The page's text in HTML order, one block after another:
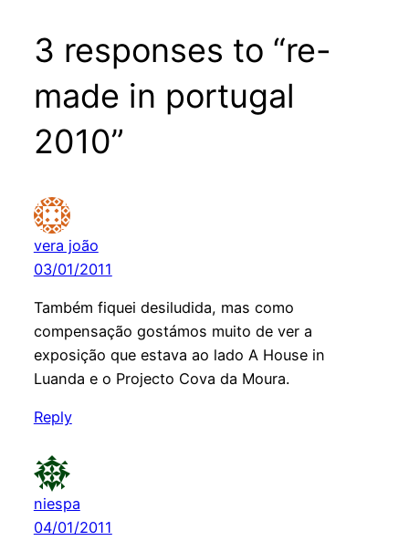
3 responses to “re-
made in portugal
2010”
vera joão
03/01/2011
Também fiquei desiludida, mas como
compensação gostámos muito de ver a
exposição que estava ao lado A House in
Luanda e o Projecto Cova da Moura.
Reply
niespa
04/01/2011